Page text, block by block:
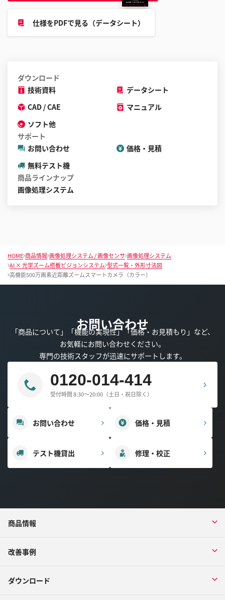
仕様をPDFで見る（データシート）
ダウンロード
技術資料
データシート
CAD / CAE
マニュアル
ソフト他
サポート
お問い合わせ
価格・見積
無料テスト機
商品ラインナップ
画像処理システム
HOME 商品情報 画像処理システム / 画像センサ 画像処理システム
AI × 光学ズーム搭載ビジョンシステム 型式一覧・外形寸法図
高機能500万画素近距離ズームスマートカメラ（カラー）
お問い合わせ
「商品について」「機能の実現性」「価格・お見積もり」など、
お気軽にお問い合わせください。
専門の技術スタッフが迅速にサポートします。
0120-014-414
受付時間 8:30～20:00（土日・祝日除く）
お問い合わせ 価格・見積
テスト機貸出 修理・校正
商品情報
改善事例
ダウンロード